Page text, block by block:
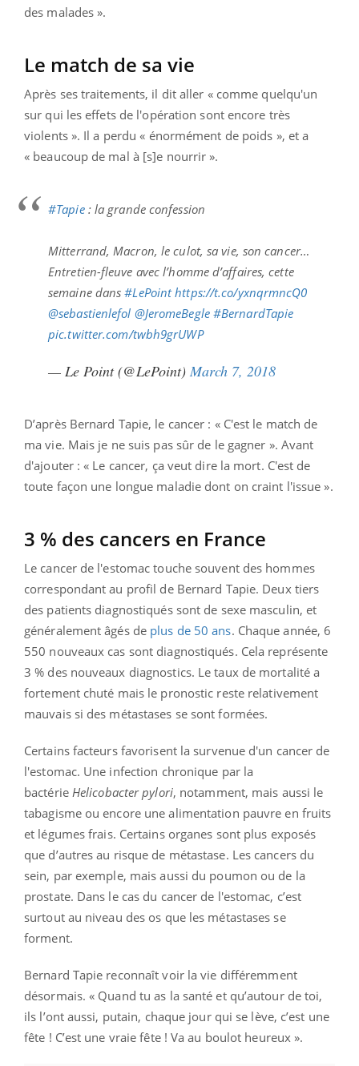
des malades ».
Le match de sa vie
Après ses traitements, il dit aller « comme quelqu'un
sur qui les effets de l'opération sont encore très
violents ». Il a perdu « énormément de poids », et a
« beaucoup de mal à [s]e nourrir ».
#Tapie: la grande confession
Mitterrand, Macron, le culot, sa vie, son cancer…
Entretien-fleuve avec l’homme d’affaires, cette
semaine dans#LePoint https://t.co/yxnqrmncQ0
@sebastienlefol @JeromeBegle #BernardTapie
pic.twitter.com/twbh9grUWP
— Le Point (@LePoint) March 7, 2018
D’après Bernard Tapie, le cancer : « C'est le match de
ma vie. Mais je ne suis pas sûr de le gagner ». Avant
d'ajouter : « Le cancer, ça veut dire la mort. C'est de
toute façon une longue maladie dont on craint l'issue ».
3 % des cancers en France
Le cancer de l'estomac touche souvent des hommes
correspondant au profil de Bernard Tapie. Deux tiers
des patients diagnostiqués sont de sexe masculin, et
généralement âgés de plus de 50 ans. Chaque année, 6
550 nouveaux cas sont diagnostiqués. Cela représente
3 % des nouveaux diagnostics. Le taux de mortalité a
fortement chuté mais le pronostic reste relativement
mauvais si des métastases se sont formées.
Certains facteurs favorisent la survenue d'un cancer de
l'estomac. Une infection chronique par la
bactérie Helicobacter pylori, notamment, mais aussi le
tabagisme ou encore une alimentation pauvre en fruits
et légumes frais. Certains organes sont plus exposés
que d’autres au risque de métastase. Les cancers du
sein, par exemple, mais aussi du poumon ou de la
prostate. Dans le cas du cancer de l'estomac, c’est
surtout au niveau des os que les métastases se
forment.
Bernard Tapie reconnaît voir la vie différemment
désormais. « Quand tu as la santé et qu’autour de toi,
ils l’ont aussi, putain, chaque jour qui se lève, c’est une
fête ! C’est une vraie fête ! Va au boulot heureux ».